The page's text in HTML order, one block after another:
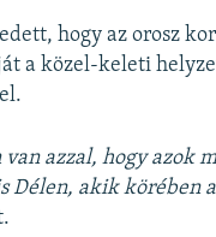
hogy az orosz
a közel-keleti
van azzal, hogy azok
Délen, akik körében